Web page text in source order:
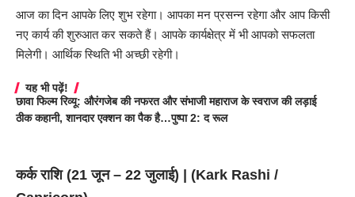
आज का दिन आपके लिए शुभ रहेगा। आपका मन प्रसन्न रहेगा और आप किसी
नए कार्य की शुरुआत कर सकते हैं। आपके कार्यक्षेत्र में भी आपको सफलता
मिलेगी। आर्थिक स्थिति भी अच्छी रहेगी।
यह भी पढ़ें!
छावा फिल्म रिव्यू: औरंगजेब की नफरत और संभाजी महाराज के स्वराज की लड़ाई
ठीक कहानी, शानदार एक्शन का पैक है…पुष्पा 2: द रूल
कर्क राशि (21 जून – 22 जुलाई) | (Kark Rashi /